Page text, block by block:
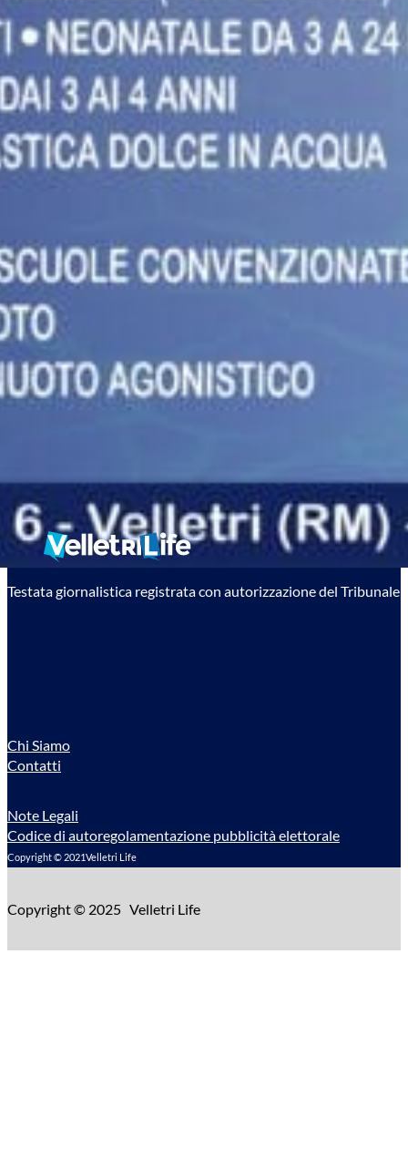
Testata giornalistica registrata con autorizzazione del
Chi Siamo
Contatti
Note Legali
Codice di autoregolamentazione pubblicità elettorale
Copyright © 2021Velletri Life
Copyright © 2025 Velletri Life